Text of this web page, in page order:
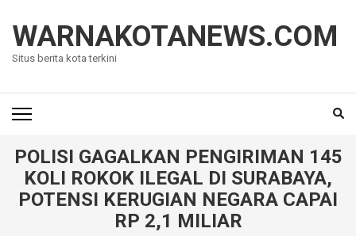
konten
(Tekan
WARNAKOTANEWS.COM
Situs berita kota terkini
POLISI GAGALKAN PENGIRIMAN 145
KOLI ROKOK ILEGAL DI SURABAYA,
POTENSI KERUGIAN NEGARA CAPAI
RP 2,1 MILIAR